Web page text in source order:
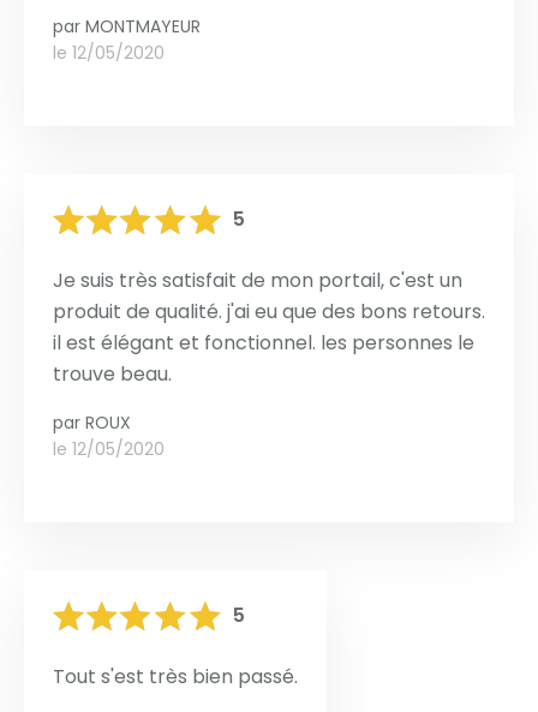
par MONTMAYEUR
le 12/05/2020
5
Je suis très satisfait de mon portail, c'est un
produit de qualité. j'ai eu que des bons retours.
il est élégant et fonctionnel. les personnes le
trouve beau.
par ROUX
le 12/05/2020
5
Tout s'est très bien passé.